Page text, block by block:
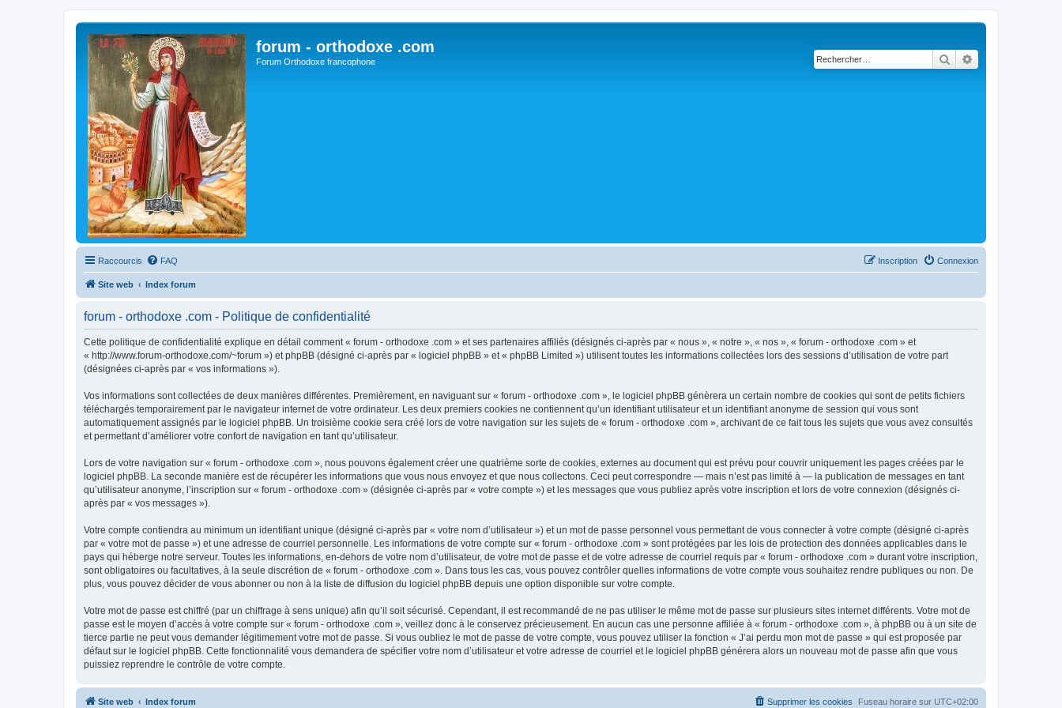
forum - orthodoxe .com
Forum Orthodoxe francophone Rechercher
Raccourcis FAQ Connexion
Inscription
Site web Index forum
forum - orthodoxe .com - Politique de confidentialité
Cette politique de confidentialité explique en détail comment « forum - orthodoxe .com » et ses partenaires affiliés (désignés ci-après par « nous », « notre », « nos », « forum - orthodoxe .com » et
« http://www.forum-orthodoxe.com/~forum ») et phpBB (désigné ci-après par « logiciel phpBB » et « phpBB Limited ») utilisent toutes les informations collectées lors des sessions d’utilisation de votre part
(désignées ci-après par « vos informations »).
Vos informations sont collectées de deux manières différentes. Premièrement, en naviguant sur « forum - orthodoxe .com », le logiciel phpBB génèrera un certain nombre de cookies qui sont de petits fichiers
téléchargés temporairement par le navigateur internet de votre ordinateur. Les deux premiers cookies ne contiennent qu’un identifiant utilisateur et un identifiant anonyme de session qui vous sont
automatiquement assignés par le logiciel phpBB. Un troisième cookie sera créé lors de votre navigation sur les sujets de « forum - orthodoxe .com », archivant de ce fait tous les sujets que vous avez consultés
et permettant d’améliorer votre confort de navigation en tant qu’utilisateur.
Lors de votre navigation sur « forum - orthodoxe .com », nous pouvons également créer une quatrième sorte de cookies, externes au document qui est prévu pour couvrir uniquement les pages créées par le
logiciel phpBB. La seconde manière est de récupérer les informations que vous nous envoyez et que nous collectons. Ceci peut correspondre — mais n’est pas limité à — la publication de messages en tant
qu’utilisateur anonyme, l’inscription sur « forum - orthodoxe .com » (désignée ci-après par « votre compte ») et les messages que vous publiez après votre inscription et lors de votre connexion (désignés ci-
après par « vos messages »).
Votre compte contiendra au minimum un identifiant unique (désigné ci-après par « votre nom d’utilisateur ») et un mot de passe personnel vous permettant de vous connecter à votre compte (désigné ci-après
par « votre mot de passe ») et une adresse de courriel personnelle. Les informations de votre compte sur « forum - orthodoxe .com » sont protégées par les lois de protection des données applicables dans le
pays qui héberge notre serveur. Toutes les informations, en-dehors de votre nom d’utilisateur, de votre mot de passe et de votre adresse de courriel requis par « forum - orthodoxe .com » durant votre inscription,
sont obligatoires ou facultatives, à la seule discrétion de « forum - orthodoxe .com ». Dans tous les cas, vous pouvez contrôler quelles informations de votre compte vous souhaitez rendre publiques ou non. De
plus, vous pouvez décider de vous abonner ou non à la liste de diffusion du logiciel phpBB depuis une option disponible sur votre compte.
Votre mot de passe est chiffré (par un chiffrage à sens unique) afin qu’il soit sécurisé. Cependant, il est recommandé de ne pas utiliser le même mot de passe sur plusieurs sites internet différents. Votre mot de
passe est le moyen d’accès à votre compte sur « forum - orthodoxe .com », veillez donc à le conservez précieusement. En aucun cas une personne affiliée à « forum - orthodoxe .com », à phpBB ou à un site de
tierce partie ne peut vous demander légitimement votre mot de passe. Si vous oubliez le mot de passe de votre compte, vous pouvez utiliser la fonction « J’ai perdu mon mot de passe » qui est proposée par
défaut sur le logiciel phpBB. Cette fonctionnalité vous demandera de spécifier votre nom d’utilisateur et votre adresse de courriel et le logiciel phpBB générera alors un nouveau mot de passe afin que vous
puissiez reprendre le contrôle de votre compte.
Site web Index forum Fuseau horaire sur UTC+02:00
Supprimer les cookies